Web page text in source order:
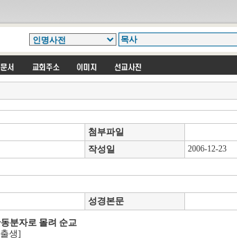
첨부파일
작성일 2006-12-23
성경본문
분자로 몰려 순교
생]